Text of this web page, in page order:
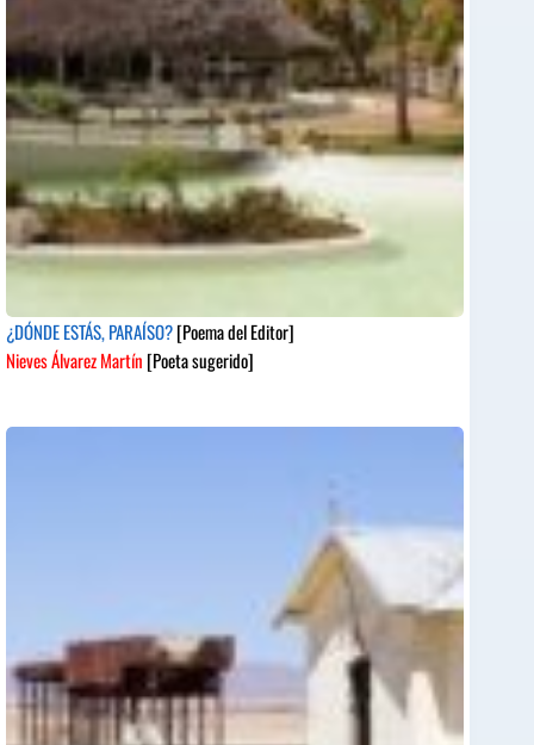
¿DÓNDE ESTÁS, PARAÍSO?[Poema del Editor]
Nieves Álvarez Martín [Poeta sugerido]